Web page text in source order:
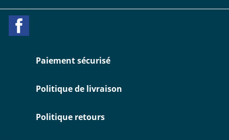
Paiement sécurisé
Politique de livraison
Politique retours